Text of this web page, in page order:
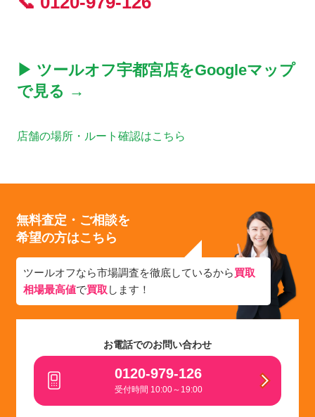
▶ ツールオフ宇都宮店をGoogleマップ
で見る →
店舗の場所・ルート確認はこちら
無料査定・ご相談を
希望の方はこちら
ツールオフなら市場調査を徹底しているから買取
相場最高値で買取 します！
お電話でのお問い合わせ
0120-979-126
受付時間 10:00～19:00